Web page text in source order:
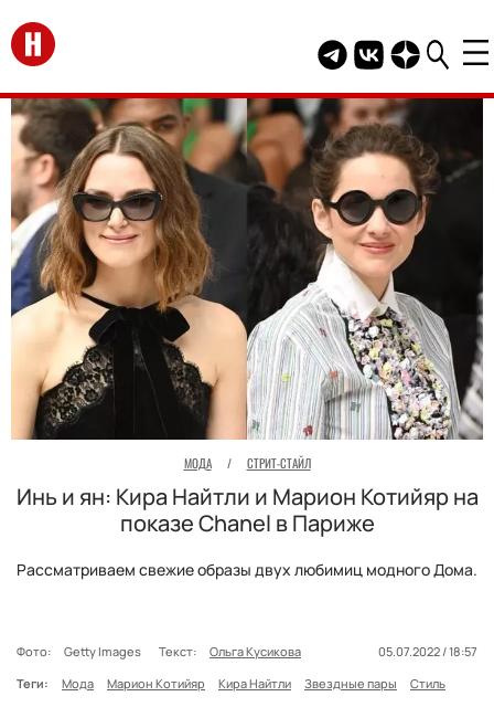
Перейти на главную
Telegram канал
Группа HELLO
Канал
МОДА / СТРИТ-СТАЙЛ
Инь и ян: Кира Найтли и Марион Котийяр на
показе Chanel в Париже
Рассматриваем свежие образы двух любимиц модного Дома.
Фото: Getty Images Текст: Ольга Кусикова
05.07.2022 / 18:57
Теги:
Мода Марион Котийяр Кира Найтли Звездные пары Стиль